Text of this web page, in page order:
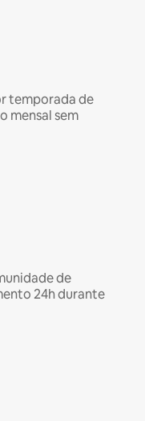
temporada de
mensal sem
de
24h durante